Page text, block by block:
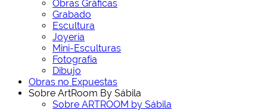
Obras Gráficas
Grabado
Escultura
Joyería
Mini-Esculturas
Fotografía
Dibujo
Obras no Expuestas
Sobre ArtRoom By Sábila
Sobre ARTROOM by Sábila